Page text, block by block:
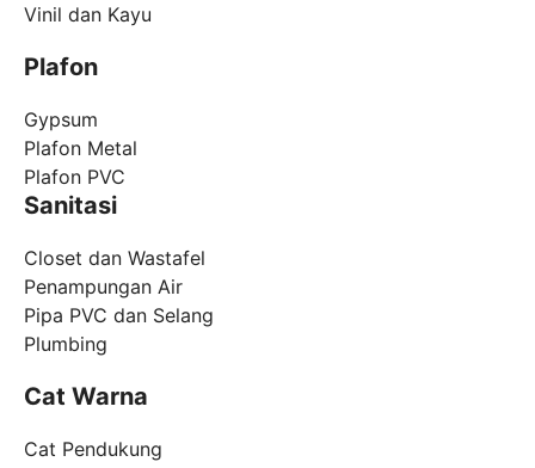
Vinil dan Kayu
Plafon
Gypsum
Plafon Metal
Plafon PVC
Sanitasi
Closet dan Wastafel
Penampungan Air
Pipa PVC dan Selang
Plumbing
Cat Warna
Cat Pendukung